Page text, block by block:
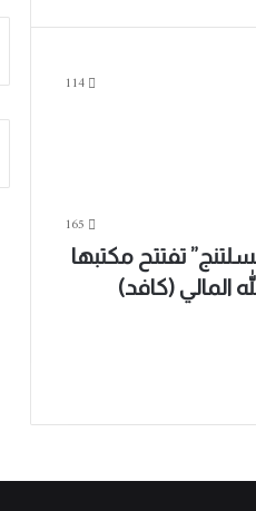
114
165
تفتتح مكتبها
المالي (كافد)